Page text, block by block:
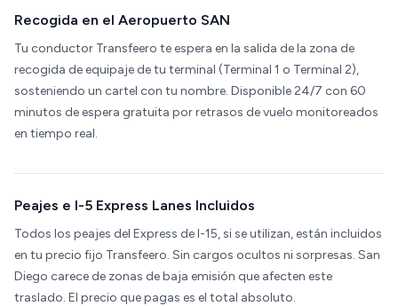
Recogida en el Aeropuerto SAN
Tu conductor Transfeero te espera en la salida de la zona de
recogida de equipaje de tu terminal (Terminal 1 o Terminal 2),
sosteniendo un cartel con tu nombre. Disponible 24/7 con 60
minutos de espera gratuita por retrasos de vuelo monitoreados
en tiempo real.
Peajes e I-5 Express Lanes Incluidos
Todos los peajes del Express de I-15, si se utilizan, están incluidos
en tu precio fijo Transfeero. Sin cargos ocultos ni sorpresas. San
Diego carece de zonas de baja emisión que afecten este
traslado. El precio que pagas es el total absoluto.